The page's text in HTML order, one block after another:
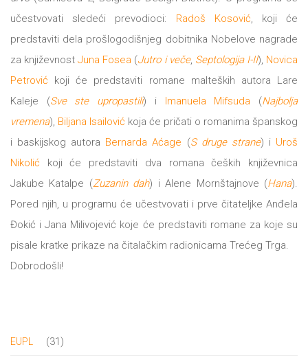
Star
tt
Buka&Bes
NORD
Sredozemlje
Papirna
pozornica
A5
NOVOSTI
TREĆE
učestvovati sledeći prevodioci: Radoš Kosović, koji će
predstaviti dela prošlogodišnjeg dobitnika Nobelove nagrade
za književnostJuna Fosea (Jutro i veče, Septologija I-II), Novica
Petrović koji će predstaviti romane malteških autora Lare
Kaleje (Sve ste upropastili) i Imanuela Mifsuda (Najbolja
vremena), Biljana Isailović koja će pričati o romanima španskog
i baskijskog autora Bernarda Aćage (S druge strane) i Uroš
Nikolić koji će predstaviti dva romana čeških književnica
Jakube Katalpe (Zuzanin dah) i Alene Mornštajnove (Hana).
Pored njih, u programu će učestvovati i prve čitateljke Anđela
Đokić i Jana Milivojević koje će predstaviti romane za koje su
pisale kratke prikaze na čitalačkim radionicama Trećeg Trga.
Dobrodošli!
EUPL 3131